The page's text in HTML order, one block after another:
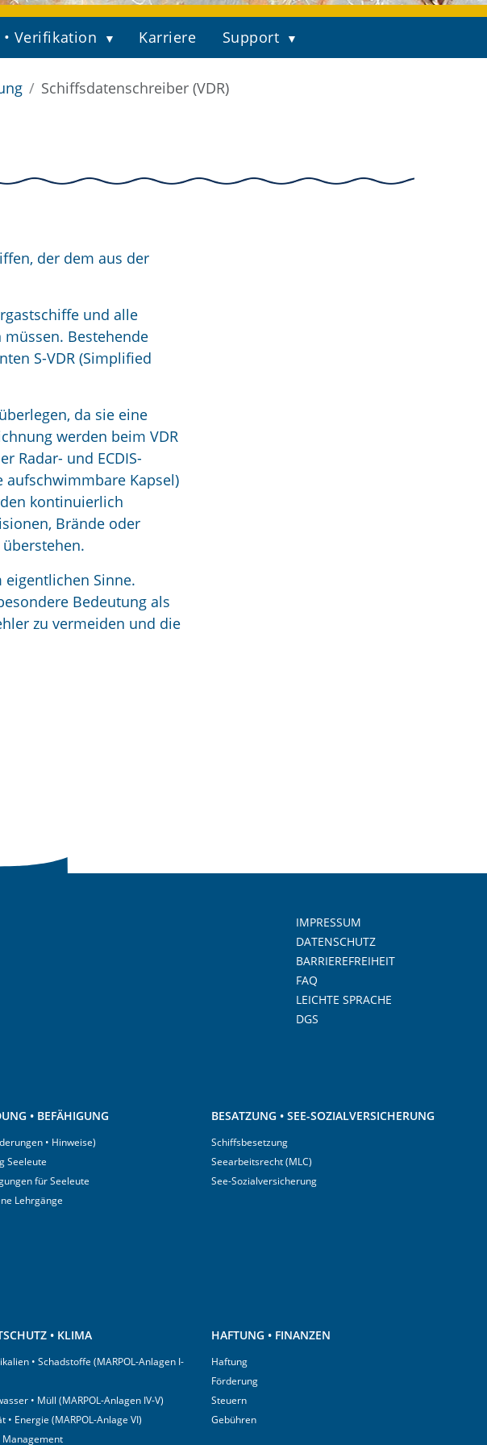
Verifikation Karriere Support
Schiffsdatenschreiber (VDR)
der dem aus der
und alle
Bestehende
S-VDR (Simplified
da sie eine
werden beim VDR
Radar- und ECDIS-
aufschwimmbare Kapsel)
kontinuierlich
Brände oder
eigentlichen Sinne.
Bedeutung als
zu vermeiden und die
IMPRESSUM
DATENSCHUTZ
BARRIEREFREIHEIT
FAQ
LEICHTE SPRACHE
DGS
• BEFÄHIGUNG
• Hinweise)
Seeleute
für Seeleute
Lehrgänge
BESATZUNG • SEE-SOZIALVERSICHERUNG
Schiffsbesetzung
Seearbeitsrecht (MLC)
See-Sozialversicherung
• KLIMA
• Schadstoffe (MARPOL-Anlagen I-
• Müll (MARPOL-Anlagen IV-V)
• Energie (MARPOL-Anlage VI)
Management
HAFTUNG • FINANZEN
Haftung
Förderung
Steuern
Gebühren